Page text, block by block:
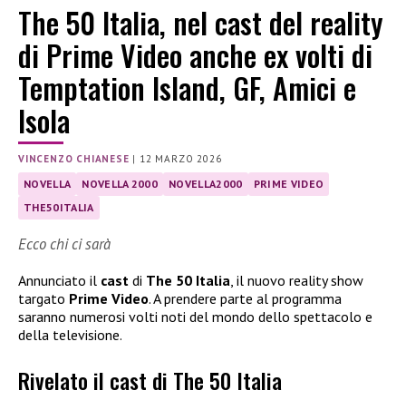
The 50 Italia, nel cast del reality
di Prime Video anche ex volti di
Temptation Island, GF, Amici e
Isola
VINCENZO CHIANESE | 12 MARZO 2026
NOVELLA NOVELLA 2000 NOVELLA2000
PRIME VIDEO
THE50ITALIA
Ecco chi ci sarà
Annunciato il cast di The 50 Italia , il nuovo reality show
targato Prime Video. A prendere parte al programma
saranno numerosi volti noti del mondo dello spettacolo e
della televisione.
Rivelato il cast di The 50 Italia